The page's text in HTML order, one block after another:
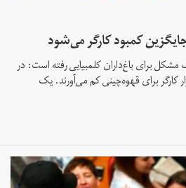
کمبود کارگر می‌شود
برای باغ‌داران کلمبیایی رفته است: در
هر سال دست‌کم ۶۰هزار کارگر برای قهوه‌چینی کم می‌آورند. یک